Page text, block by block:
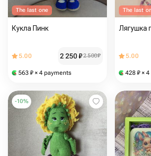
The last one
Кукла Пинк
5.00 2 250₽2 500₽
563 ₽ × 4 payments
The last
Лягушка
5.00
428 ₽ ×
-10%